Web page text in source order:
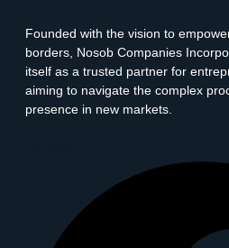
Founded with the vision to
borders, Nosob Companies
itself as a trusted partner for
aiming to navigate the complex
presence in new markets.